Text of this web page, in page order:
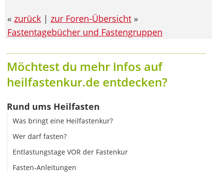
« zurück | zur Foren-Übersicht »
Fastentagebücher und Fastengruppen
Möchtest du mehr Infos auf
heilfastenkur.de entdecken?
Rund ums Heilfasten
Was bringt eine Heilfastenkur?
Wer darf fasten?
Entlastungstage VOR der Fastenkur
Fasten-Anleitungen